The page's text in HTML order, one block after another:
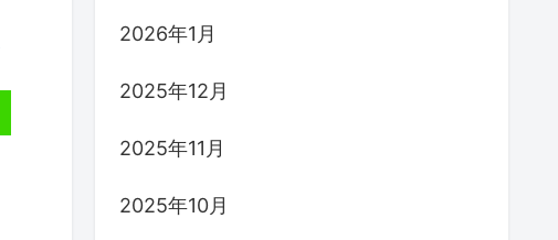
2026年1月
2025年12月
2025年11月
2025年10月